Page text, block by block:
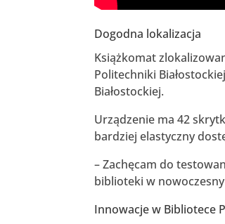
Dogodna lokalizacja
Książkomat
Politechniki
Białostockiej.
Urządzenie ma 42
bardziej elastyczny
– Zachęcam do
biblioteki w
Innowacje w Bibliotece